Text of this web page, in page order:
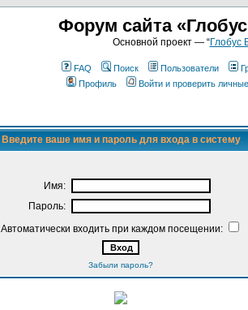
Форум сайта
Основной проект — “Глобус
FAQ Поиск Пользователи
Профиль
Войти и проверить
Введите ваше имя и пароль для входа в систему
Имя:
Пароль:
Автоматически входить при каждом посещении:
Забыли пароль?